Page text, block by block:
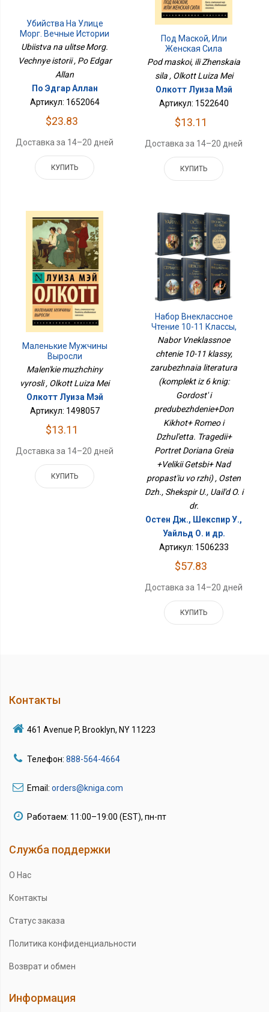
Убийства На Улице
Морг. Вечные Истории
Ubiistva na ulitse Morg.
Vechnye istorii , Po Edgar
Allan
По Эдгар Аллан
Артикул: 1652064
$23.83
Доставка за 14–20 дней
КУПИТЬ
Под Маской, Или
Женская Сила
Pod maskoi, ili Zhenskaia
sila , Olkott Luiza Mei
Олкотт Луиза Мэй
Артикул: 1522640
$13.11
Доставка за 14–20 дней
КУПИТЬ
Маленькие Мужчины
Выросли
Malen'kie muzhchiny
vyrosli , Olkott Luiza Mei
Олкотт Луиза Мэй
Артикул: 1498057
$13.11
Доставка за 14–20 дней
КУПИТЬ
Набор Внеклассное
Чтение 10-11 Классы,
Зарубежная Литература
Гордость И
Предубеждение+Дон
Кихот+ Ромео И
Джульетта. Трагедии+
Портрет Дориана Грея
+Великий Гэтсби+ Над
Пропастью Во Ржи)
Nabor Vneklassnoe
chtenie 10-11 klassy,
zarubezhnaia literatura
(komplekt iz 6 knig:
Gordost' i
predubezhdenie+Don
Kikhot+ Romeo i
Dzhul'etta. Tragedii+
Portret Doriana Greia
+Velikii Getsbi+ Nad
propast'iu vo rzhi) , Osten
Dzh., Shekspir U., Uail'd O. i
dr.
Остен Дж., Шекспир У.,
Уайльд О. и др.
Артикул: 1506233
$57.83
Доставка за 14–20 дней
КУПИТЬ
Контакты
461 Avenue P, Brooklyn, NY 11223
Телефон: 888-564-4664
Email: orders@kniga.com
Работаем: 11:00–19:00 (EST), пн-пт
Служба поддержки
О Нас
Контакты
Статус заказа
Политика конфиденциальности
Возврат и обмен
Информация